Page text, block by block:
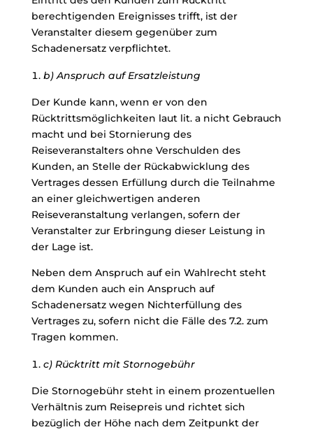
berechtigenden Ereignisses trifft, ist der
Veranstalter diesem gegenüber zum
Schadenersatz verpflichtet.
b) Anspruch auf Ersatzleistung
Der Kunde kann, wenn er von den
Rücktrittsmöglichkeiten laut lit. a nicht Gebrauch
macht und bei Stornierung des
Reiseveranstalters ohne Verschulden des
Kunden, an Stelle der Rückabwicklung des
Vertrages dessen Erfüllung durch die Teilnahme
an einer gleichwertigen anderen
Reiseveranstaltung verlangen, sofern der
Veranstalter zur Erbringung dieser Leistung in
der Lage ist.
Neben dem Anspruch auf ein Wahlrecht steht
dem Kunden auch ein Anspruch auf
Schadenersatz wegen Nichterfüllung des
Vertrages zu, sofern nicht die Fälle des 7.2. zum
Tragen kommen.
c) Rücktritt mit Stornogebühr
Die Stornogebühr steht in einem prozentuellen
Verhältnis zum Reisepreis und richtet sich
bezüglich der Höhe nach dem Zeitpunkt der